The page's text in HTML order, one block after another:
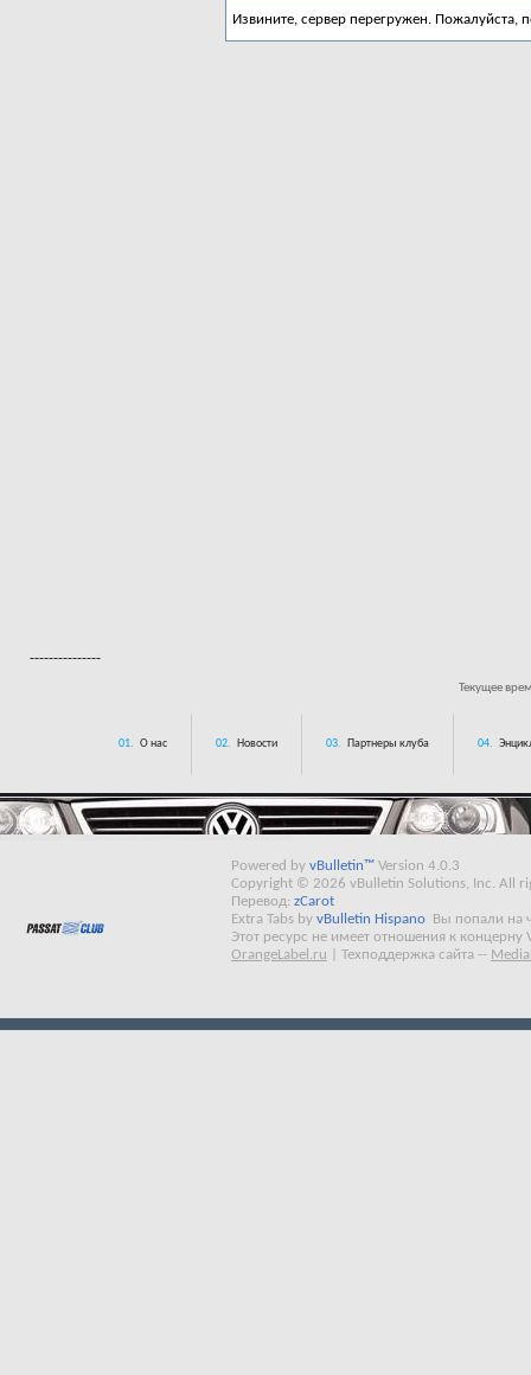
Извините, сервер перегружен. Пожалуйста,
---------------
Текущее
01. О нас 02. Новости 03. Партнеры клуба 04.
Powered by vBulletin™ Version 4.0.3
Copyright © 2026 vBulletin Solutions, Inc. All
Перевод: zCarot
Extra Tabs by vBulletin Hispano
Вы попали на
Этот ресурс не имеет отношения к концерну
OrangeLabel.ru
Техподдержка сайта --